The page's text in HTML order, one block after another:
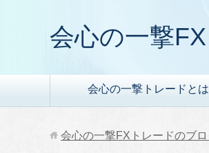
会心の一撃
会心の一撃トレードとは
会心の一撃FXトレードのブロ